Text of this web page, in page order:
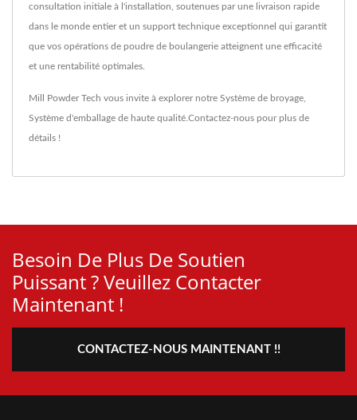
consultation initiale à l'installation, soutenues par une livraison rapide
dans le monde entier et un support technique exceptionnel qui garantit
que vos opérations de poudre de boulangerie atteignent une efficacité
et une rentabilité optimales.
Mill Powder Tech vous invite à explorer notre Système de broyage
Système d'emballage de haute qualité. Contactez-nous pour plus de
détails !
Besoin De Plus De Soutien
Puissant ? Veuillez Contacter
Maintenant !
CONTACTEZ-NOUS MAINTENANT !!